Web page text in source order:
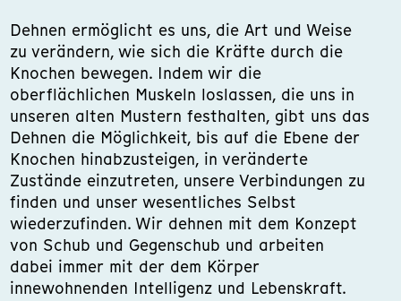
Dehnen ermöglicht es uns, die Art und Weise
zu verändern, wie sich die Kräfte durch die
Knochen bewegen. Indem wir die
oberflächlichen Muskeln loslassen, die uns in
unseren alten Mustern festhalten, gibt uns das
Dehnen die Möglichkeit, bis auf die Ebene der
Knochen hinabzusteigen, in veränderte
Zustände einzutreten, unsere Verbindungen zu
finden und unser wesentliches Selbst
wiederzufinden. Wir dehnen mit dem Konzept
von Schub und Gegenschub und arbeiten
dabei immer mit der dem Körper
innewohnenden Intelligenz und Lebenskraft.